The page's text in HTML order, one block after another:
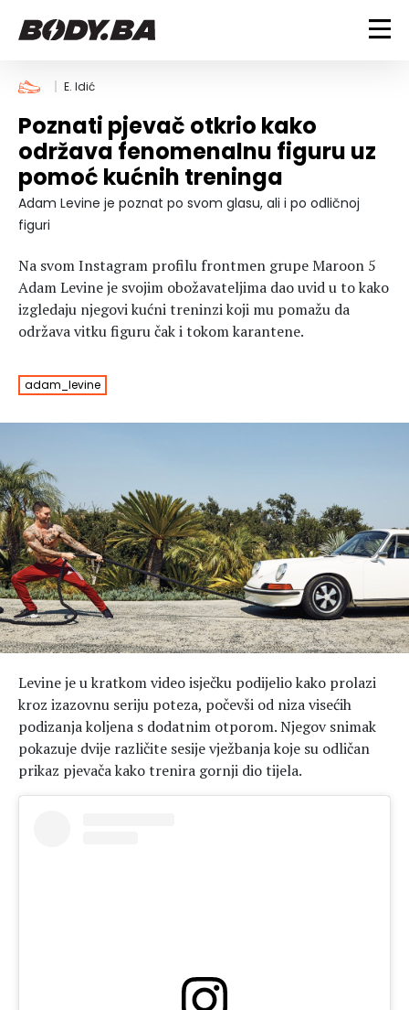
FITNESS
Vježbanje
Mršanje
Discipline
Indoor & Outdoor
BODYBUILDING
Trening i vježbe
Takmičarski bodybuilding
ISHRANA
Recepti
Suplementi
Tablica kalorija
Um i tijelo
Povrede i bolesti
Lifestyle
LIFESTYLE
Bodybuilding
Ishrana
VODA
MAGAZIN
Tehnologija
E. Idić
Poznati pjevač otkrio kako
održava fenomenalnu figuru uz
pomoć kućnih treninga
Adam Levine je poznat po svom glasu, ali i po odličnoj
figuri
Na svom Instagram profilu frontmen grupe Maroon 5
Adam Levine je svojim obožavateljima dao uvid u to kako
izgledaju njegovi kućni treninzi koji mu pomažu da
održava vitku figuru čak i tokom karantene.
adam_levine
Levine je u kratkom video isječku podijelio kako prolazi
kroz izazovnu seriju poteza, počevši od niza visećih
podizanja koljena s dodatnim otporom. Njegov snimak
pokazuje dvije različite sesije vježbanja koje su odličan
prikaz pjevača kako trenira gornji dio tijela.